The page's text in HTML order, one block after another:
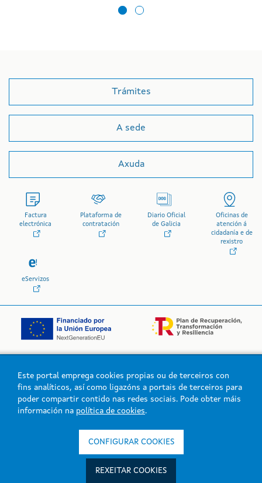
Trámites
A sede
Axuda
Factura
electrónica
Plataforma de
contratación
Diario Oficial
de Galicia
Oficinas de
atención á
cidadanía e de
rexistro
eServizos
Logo da Xunta de Galicia
Este portal emprega cookies propias ou de terceiros con
fins analíticos, así como ligazóns a portais de terceiros para
poder compartir contido nas redes sociais. Pode obter máis
información na política de cookies.
CONFIGURAR COOKIES
REXEITAR COOKIES